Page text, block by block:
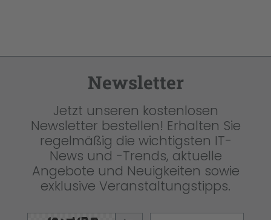
Newsletter
Jetzt unseren kostenlosen
Newsletter bestellen! Erhalten Sie
regelmäßig die wichtigsten IT-
News und -Trends, aktuelle
Angebote und Neuigkeiten sowie
exklusive Veranstaltungstipps.